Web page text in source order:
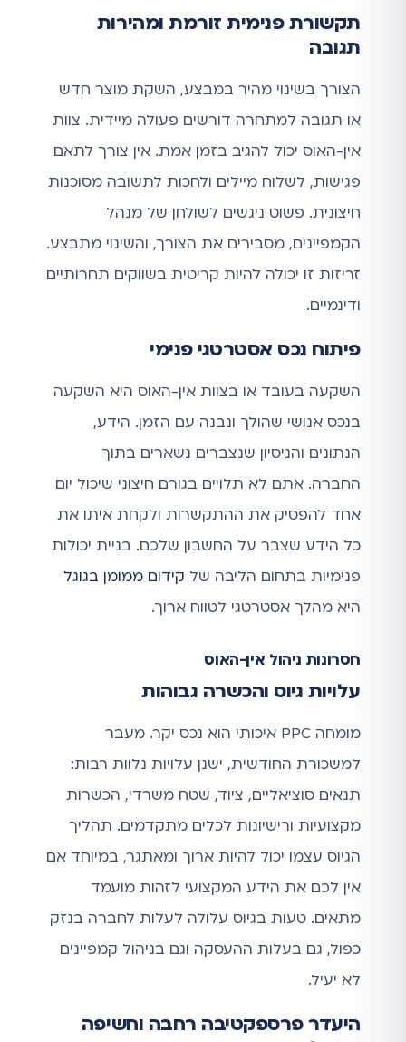
תקשורת פנימית זורמת ומהירות
תגובה
הצורך בשינוי מהיר במבצע, השקת מוצר חדש
או תגובה למתחרה דורשים פעולה מיידית. צוות
אין-האוס יכול להגיב בזמן אמת. אין צורך לתאם
פגישות, לשלוח מיילים ולחכות לתשובה מסוכנות
חיצונית. פשוט ניגשים לשולחן של מנהל
הקמפיינים, מסבירים את הצורך, והשינוי מתבצע.
זריזות זו יכולה להיות קריטית בשווקים תחרותיים
ודינמיים.
פיתוח נכס אסטרטגי פנימי
השקעה בעובד או בצוות אין-האוס היא השקעה
בנכס אנושי שהולך ונבנה עם הזמן. הידע,
הנתונים והניסיון שנצברים נשארים בתוך
החברה. אתם לא תלויים בגורם חיצוני שיכול יום
אחד להפסיק את ההתקשרות ולקחת איתו את
כל הידע שצבר על החשבון שלכם. בניית יכולות
פנימיות בתחום הליבה של קידום ממומן בגוגל
היא מהלך אסטרטגי לטווח ארוך.
חסרונות ניהול אין-האוס
עלויות גיוס והכשרה גבוהות
מומחה PPC איכותי הוא נכס יקר. מעבר
למשכורת החודשית, ישנן עלויות נלוות רבות:
תנאים סוציאליים, ציוד, שטח משרדי, הכשרות
מקצועיות ורישיונות לכלים מתקדמים. תהליך
הגיוס עצמו יכול להיות ארוך ומאתגר, במיוחד אם
אין לכם את הידע המקצועי לזהות מועמד
מתאים. טעות בגיוס עלולה לעלות לחברה בנזק
כפול, גם בעלות ההעסקה וגם בניהול קמפיינים
לא יעיל.
היעדר פרספקטיבה רחבה וחשיפה